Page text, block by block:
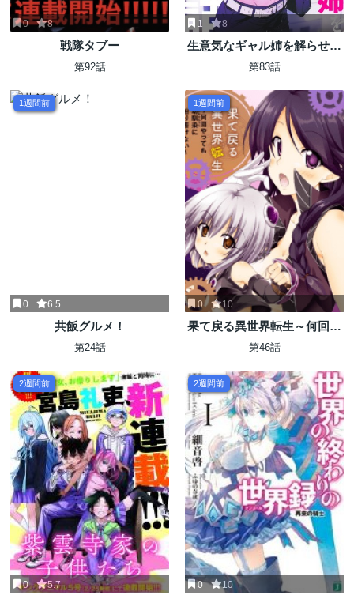
0 8
戦隊タブー
第92話
1 8
生意気なギャル姉を解らせる
話
第83話
1週間前
0 6.5
共飯グルメ！
第24話
1週間前
0 10
果て戻る異世界転生～何回や
っても幼馴染に辿り着けない
第46話
2週間前
0 5.7
2週間前
0 10